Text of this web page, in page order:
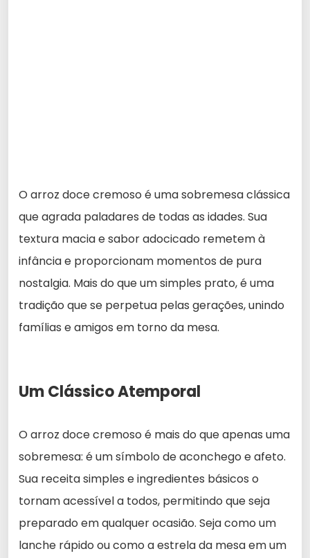
O arroz doce cremoso é uma sobremesa clássica
que agrada paladares de todas as idades. Sua
textura macia e sabor adocicado remetem à
infância e proporcionam momentos de pura
nostalgia. Mais do que um simples prato, é uma
tradição que se perpetua pelas gerações, unindo
famílias e amigos em torno da mesa.
Um Clássico Atemporal
O arroz doce cremoso é mais do que apenas uma
sobremesa: é um símbolo de aconchego e afeto.
Sua receita simples e ingredientes básicos o
tornam acessível a todos, permitindo que seja
preparado em qualquer ocasião. Seja como um
lanche rápido ou como a estrela da mesa em um